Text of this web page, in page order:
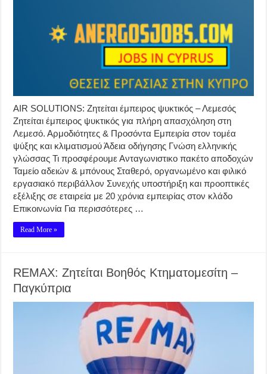
AIR SOLUTIONS: Ζητείται έμπειρος ψυκτικός – Λεμεσός
Ζητείται έμπειρος ψυκτικός για πλήρη απασχόληση στη
Λεμεσό. Αρμοδιότητες & Προσόντα Εμπειρία στον τομέα
ψύξης και κλιματισμού Άδεια οδήγησης Γνώση ελληνικής
γλώσσας Τι προσφέρουμε Ανταγωνιστικο πακέτο αποδοχών
Ταμείο αδειών & μπόνους Σταθερό, οργανωμένο και φιλικό
εργασιακό περιβάλλον Συνεχής υποστήριξη και προοπτικές
εξέλιξης σε εταιρεία με 20 χρόνια εμπειρίας στον κλάδο
Επικοινωνία Για περισσότερες …
Read More »
REMAX: Ζητείται Βοηθός Κτηματομεσίτη –
Παγκύπρια